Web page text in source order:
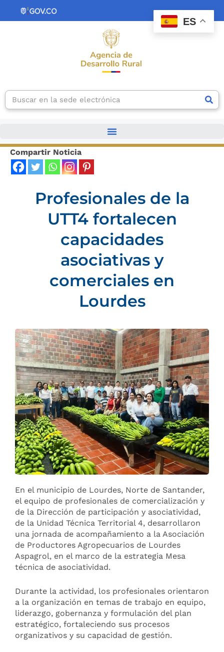
contenido
Search
Compartir Noticia
Profesionales de la
UTT4 fortalecen
capacidades
asociativas y
comerciales en
Lourdes
En el municipio de Lourdes, Norte de Santander,
el equipo de profesionales de comercialización y
de la Dirección de participación y asociatividad,
de la Unidad Técnica Territorial 4, desarrollaron
una jornada de acompañamiento a la Asociación
de Productores Agropecuarios de Lourdes
Aspagrol, en el marco de la estrategia Mesa
técnica de asociatividad.
Durante la actividad, los profesionales orientaron
a la organización en temas de trabajo en equipo,
liderazgo, gobernanza y formulación del plan
estratégico, fortaleciendo sus procesos
organizativos y su capacidad de gestión.
ES